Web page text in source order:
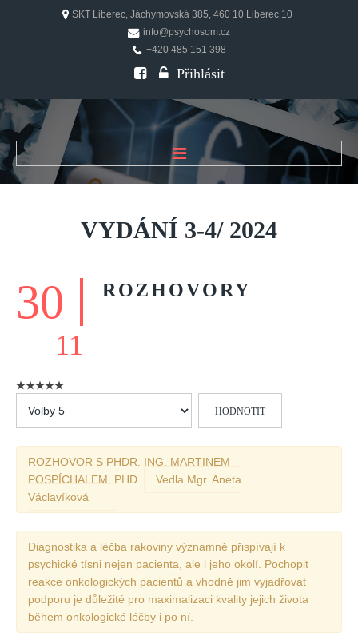
SKT Liberec, Jáchymovská 385, 460 10 Liberec 10
info@psychosom.cz
+420 485 151 398
Přihlásit
ÚVOD
O ČASOPISU
Historie
FAQ
Vydání 3/ 2025
Vydání 2/ 2025
Vydání 1/ 2025
Vydání 3-4/ 2024
Vydání 1-2/ 2023
Vydání 1-2/ 2022
Vydání 3-4/ 2022
Vydání 3-4/ 2021
VYDÁNÍ 3-4/ 2024
30
11
ROZHOVORY
prosím
ROZHOVOR S PHDR. ING. MARTINEM
POSPÍCHALEM, PHD.
Vedla Mgr. Aneta
Václavíková
Diagnostika a léčba rakoviny významně přispívají k
psychické tísni nejen pacienta, ale i jeho okolí. Pochopit
reakce onkologických pacientů a vhodně jim vyjadřovat
podporu je důležité pro maximalizaci kvality jejich života
během onkologické léčby i po ní.